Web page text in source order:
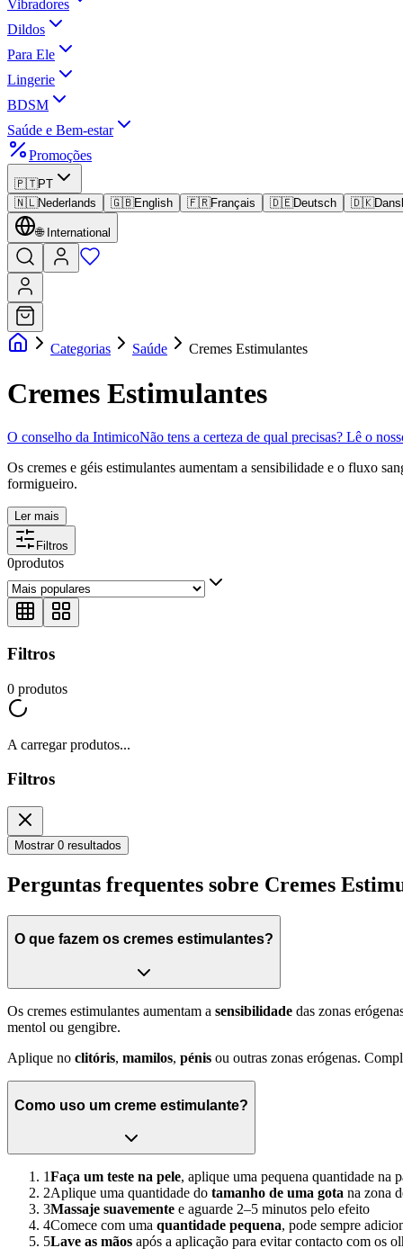
Vibradores
Dildos
Para Ele
Lingerie
BDSM
Saúde e Bem-estar
Promoções
🇵🇹PT
🇳🇱Nederlands 🇬🇧English 🇫🇷Français 🇩🇪Deutsch 🇩🇰
🌐 International
Categorias Saúde Cremes Estimulantes
Cremes Estimulantes
O conselho da IntimicoNão tens a certeza de qual precisas? Lê o
Os cremes e géis estimulantes aumentam a sensibilidade e o fluxo
formigueiro.
Ler mais
Filtros
0produtos
Filtros
0 produtos
A carregar produtos...
Filtros
Mostrar 0 resultados
Perguntas frequentes sobre Cremes
O que fazem os cremes estimulantes?
Os cremes estimulantes aumentam a sensibilidade das zonas
mentol ou gengibre.
Aplique no clitóris, mamilos, pénis ou outras zonas erógenas.
Como uso um creme estimulante?
1Faça um teste na pele, aplique uma pequena quantidade na
2Aplique uma quantidade do tamanho de uma gota na zona
3Massaje suavemente e aguarde 2–5 minutos pelo efeito
4Comece com uma quantidade pequena, pode sempre
5Lave as mãos após a aplicação para evitar contacto com os